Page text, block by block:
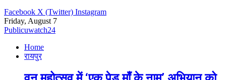
Facebook X (Twitter) Instagram
Friday, August 7
Publicuwatch24
Home
रायपुर